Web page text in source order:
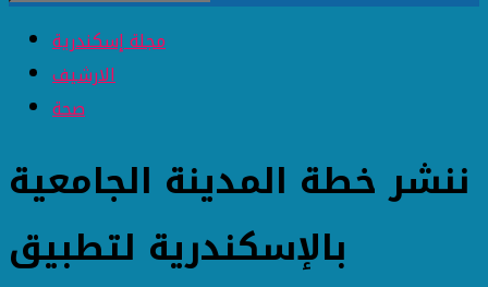
مجلة إسكندرية
الارشيف
صحة
ننشر خطة المدينة الجامعية
بالإسكندرية لتطبيق